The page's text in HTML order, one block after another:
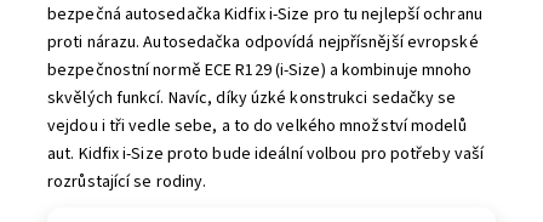
bezpečná autosedačka Kidfix i-Size pro tu nejlepší ochranu
proti nárazu. Autosedačka odpovídá nejpřísnější evropské
bezpečnostní normě ECE R129 (i-Size) a kombinuje mnoho
skvělých funkcí. Navíc, díky úzké konstrukci sedačky se
vejdou i tři vedle sebe, a to do velkého množství modelů
aut. Kidfix i-Size proto bude ideální volbou pro potřeby vaší
rozrůstající se rodiny.